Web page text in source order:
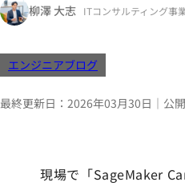
柳澤 大志 ITコンサルティング事
エンジニアブログ
最終更新日： 2026年03月30日 ｜ 公
現場で「SageMaker